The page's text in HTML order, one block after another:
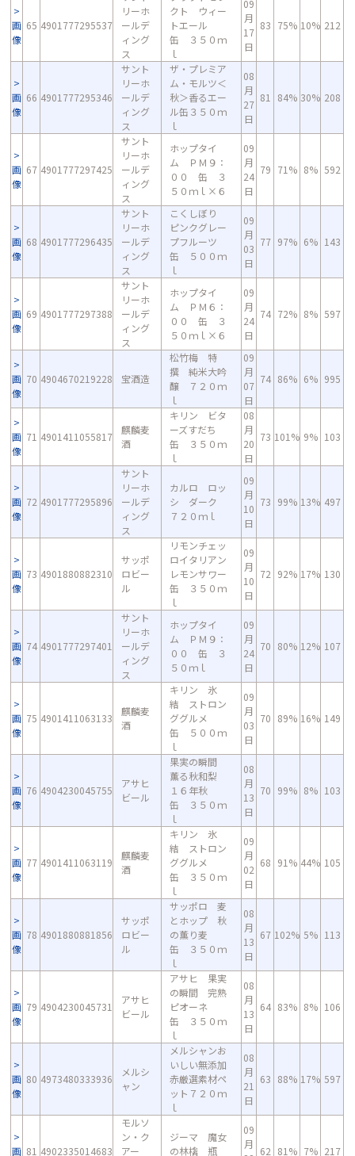
画
像
65 4901777295537
リーホ
ールデ
ィング
ス
クト ウィー
トエール
缶 ３５０ｍ
ｌ
09
月
17
日
83 75% 10% 212
画
像
66 4901777295346
サント
リーホ
ールデ
ィング
ス
ザ・プレミア
ム・モルツ＜
秋＞香るエー
ル缶３５０ｍ
ｌ
08
月
27
日
81 84% 30% 208
画
像
67 4901777297425
サント
リーホ
ールデ
ィング
ス
ホップタイ
ム ＰＭ９：
００ 缶 ３
５０ｍｌ×６
09
月
24
日
79 71% 8% 592
画
像
68 4901777296435
サント
リーホ
ールデ
ィング
ス
こくしぼり
ピンクグレー
プフルーツ
缶 ５００ｍ
ｌ
09
月
03
日
77 97% 6% 143
画
像
69 4901777297388
サント
リーホ
ールデ
ィング
ス
ホップタイ
ム ＰＭ６：
００ 缶 ３
５０ｍｌ×６
09
月
24
日
74 72% 8% 597
画
像
70 4904670219228 宝酒造
松竹梅 特
撰 純米大吟
醸 ７２０ｍ
ｌ
09
月
07
日
74 86% 6% 995
画
像
71 4901411055817
麒麟麦
酒
キリン ビタ
ーズすだち
缶 ３５０ｍ
ｌ
08
月
20
日
73 101% 9% 103
画
像
72 4901777295896
サント
リーホ
ールデ
ィング
ス
カルロ ロッ
シ ダーク
７２０ｍｌ
09
月
10
日
73 99% 13% 497
画
像
73 4901880882310
サッポ
ロビー
ル
リモンチェッ
ロイタリアン
レモンサワー
缶 ３５０ｍ
ｌ
09
月
10
日
72 92% 17% 130
画
像
74 4901777297401
サント
リーホ
ールデ
ィング
ス
ホップタイ
ム ＰＭ９：
００ 缶 ３
５０ｍｌ
09
月
24
日
70 80% 12% 107
画
像
75 4901411063133
麒麟麦
酒
キリン 氷
結 ストロン
ググルメ
缶 ５００ｍ
ｌ
09
月
03
日
70 89% 16% 149
画
像
76 4904230045755
アサヒ
ビール
果実の瞬間
薫る秋和梨
１６年秋
缶 ３５０ｍ
ｌ
08
月
13
日
70 99% 8% 103
画
像
77 4901411063119
麒麟麦
酒
キリン 氷
結 ストロン
ググルメ
缶 ３５０ｍ
ｌ
09
月
02
日
68 91% 44% 105
画
像
78 4901880881856
サッポ
ロビー
ル
サッポロ 麦
とホップ 秋
の薫り麦
缶 ３５０ｍ
ｌ
08
月
13
日
67 102% 5% 113
画
像
79 4904230045731
アサヒ
ビール
アサヒ 果実
の瞬間 完熟
ピオーネ
缶 ３５０ｍ
ｌ
08
月
13
日
64 83% 8% 106
画
像
80 4973480333936
メルシ
ャン
メルシャンお
いしい無添加
赤厳選素材ペ
ット７２０ｍ
ｌ
08
月
21
日
63 88% 17% 597
画 81 4902335014683
モルソ
ン・ク
アー
ジーマ 魔女
の林檎 瓶
09
月
62 81% 7% 217